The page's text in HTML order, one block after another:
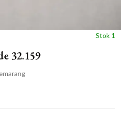
Stok 1
32.159